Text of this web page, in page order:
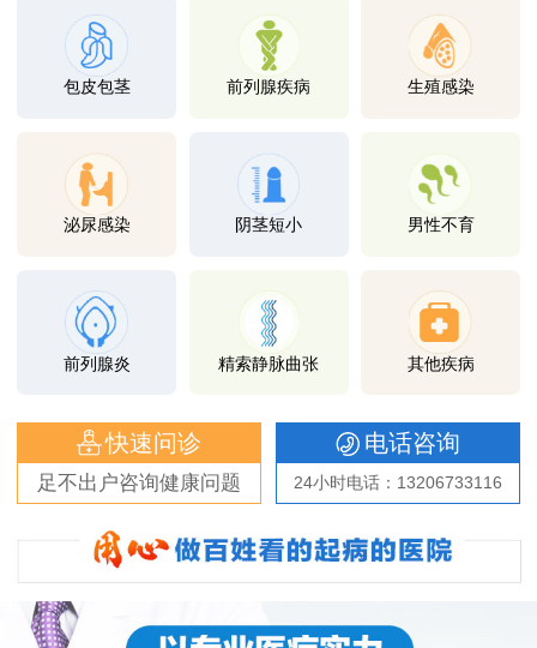
包皮包茎 前列腺疾病 生殖感染
泌尿感染 阴茎短小 男性不育
前列腺炎 精索静脉曲张 其他疾病
快速问诊
足不出户咨询健康问题
电话咨询
24小时电话：13206733116